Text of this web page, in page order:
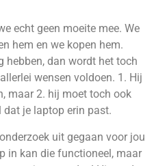
echt geen moeite mee. We
hem en we kopen hem.
hebben, dan wordt het toch
wensen voldoen. 1. Hij
maar 2. hij moet toch ook
je laptop erin past.
uit gegaan voor jou
in kan die functioneel, maar